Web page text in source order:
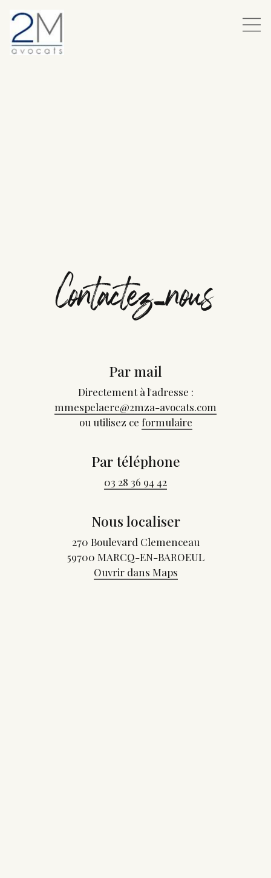
Contactez-nous
Par mail
Directement à l'adresse :
mmespelaere@2mza-avocats.com
ou utilisez ce formulaire
Par téléphone
03 28 36 94 42
Nous localiser
270 Boulevard Clemenceau
59700 MARCQ-EN-BAROEUL
Ouvrir dans Maps